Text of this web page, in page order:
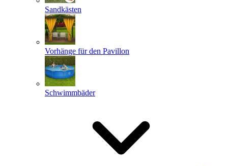
Sandkästen
Vorhänge für den Pavillon
Schwimmbäder